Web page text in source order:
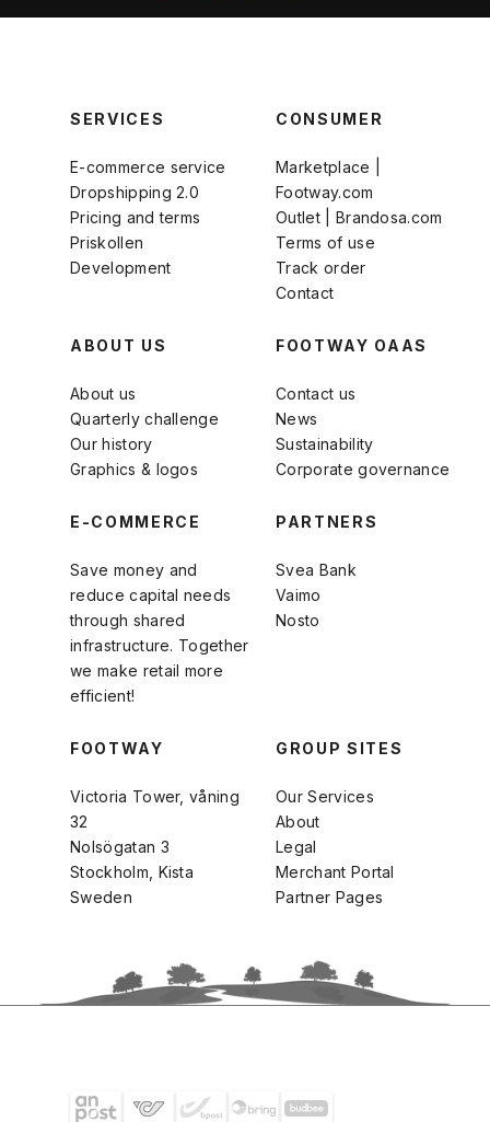
SERVICES
E-commerce service
Dropshipping 2.0
Pricing and terms
Priskollen
Development
CONSUMER
Marketplace |
Footway.com
Outlet | Brandosa.com
Terms of use
Track order
Contact
ABOUT US
About us
Quarterly challenge
Our history
Graphics & logos
FOOTWAY OAAS
Contact us
News
Sustainability
Corporate governance
E-COMMERCE
Save money and
reduce capital needs
through shared
infrastructure. Together
we make retail more
efficient!
PARTNERS
Svea Bank
Vaimo
Nosto
FOOTWAY
Victoria Tower, våning
32
Nolsögatan 3
Stockholm, Kista
Sweden
GROUP SITES
Our Services
About
Legal
Merchant Portal
Partner Pages